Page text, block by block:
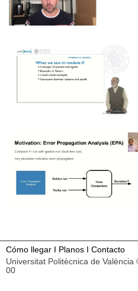
Cómo llegar I Planos I Contacto
Universitat Politècnica de
00